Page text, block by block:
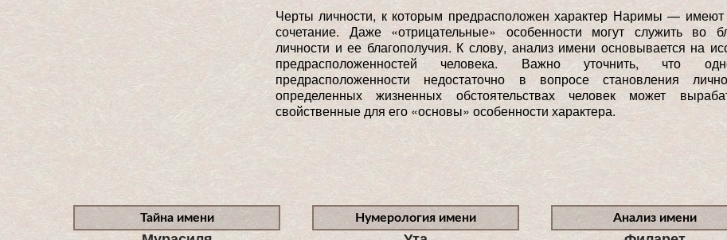
Черты личности, к которым предрасположен характер Наримы —
сочетание. Даже «отрицательные» особенности могут служить во
личности и ее благополучия. К слову, анализ имени основывается на
предрасположенностей человека. Важно уточнить, что
предрасположенности недостаточно в вопросе становления
определенных жизненных обстоятельствах человек может
свойственные для его «основы» особенности характера.
Тайна имени Нумерология имени Анализ имени